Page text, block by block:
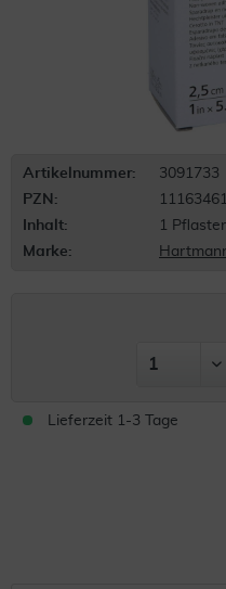
Artikelnummer:
3091733
PZN:
11163461
Inhalt:
1 Pflaster
Marke:
Lieferzeit 1-3 Tage